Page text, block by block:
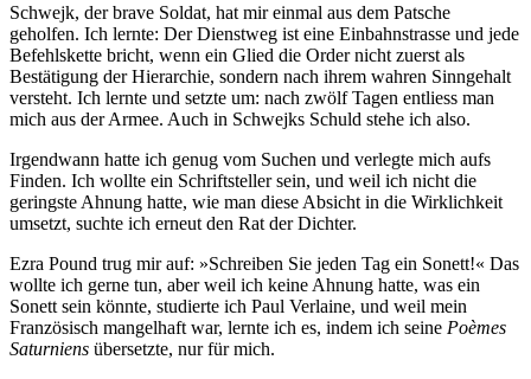
Schwejk, der brave Soldat, hat mir einmal aus dem Patsche
geholfen. Ich lernte: Der Dienstweg ist eine Einbahnstrasse und jede
Befehlskette bricht, wenn ein Glied die Order nicht zuerst als
Bestätigung der Hierarchie, sondern nach ihrem wahren Sinngehalt
versteht. Ich lernte und setzte um: nach zwölf Tagen entliess man
mich aus der Armee. Auch in Schwejks Schuld stehe ich also.
Irgendwann hatte ich genug vom Suchen und verlegte mich aufs
Finden. Ich wollte ein Schriftsteller sein, und weil ich nicht die
geringste Ahnung hatte, wie man diese Absicht in die Wirklichkeit
umsetzt, suchte ich erneut den Rat der Dichter.
Ezra Pound trug mir auf: »Schreiben Sie jeden Tag ein Sonett!« Das
wollte ich gerne tun, aber weil ich keine Ahnung hatte, was ein
Sonett sein könnte, studierte ich Paul Verlaine, und weil mein
Französisch mangelhaft war, lernte ich es, indem ich seine Poèmes
Saturniens übersetzte, nur für mich.